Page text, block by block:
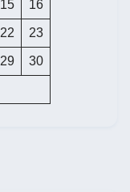
15 16
22 23
29 30